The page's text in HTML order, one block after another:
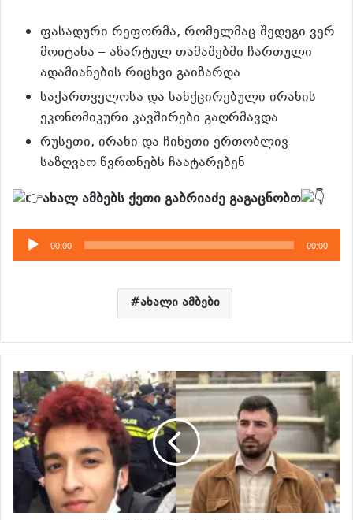
ფასადური რეფორმა, რომელმაც შედეგი ვერ
მოიტანა – აზარტულ თამაშებში ჩართული
ადამიანების რიცხვი გაიზარდა
საქართველოსა და სანქცირებული ირანის
ეკონომიკური კავშირები გაღრმავდა
რუსეთი, ირანი და ჩინეთი ერთობლივ
საზღვაო წვრთნებს ჩაატარებენ
ახალ ამბებს ქეთი გაბრიაძე გაგაცნობთ
აუდიო
დამკვრელი
00:00 00:00
ახალი ამბები